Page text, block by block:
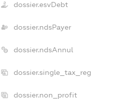
dossier.esvDebt
dossier.ndsPayer
dossier.ndsAnnul
dossier.single_tax_reg
dossier.non_profit